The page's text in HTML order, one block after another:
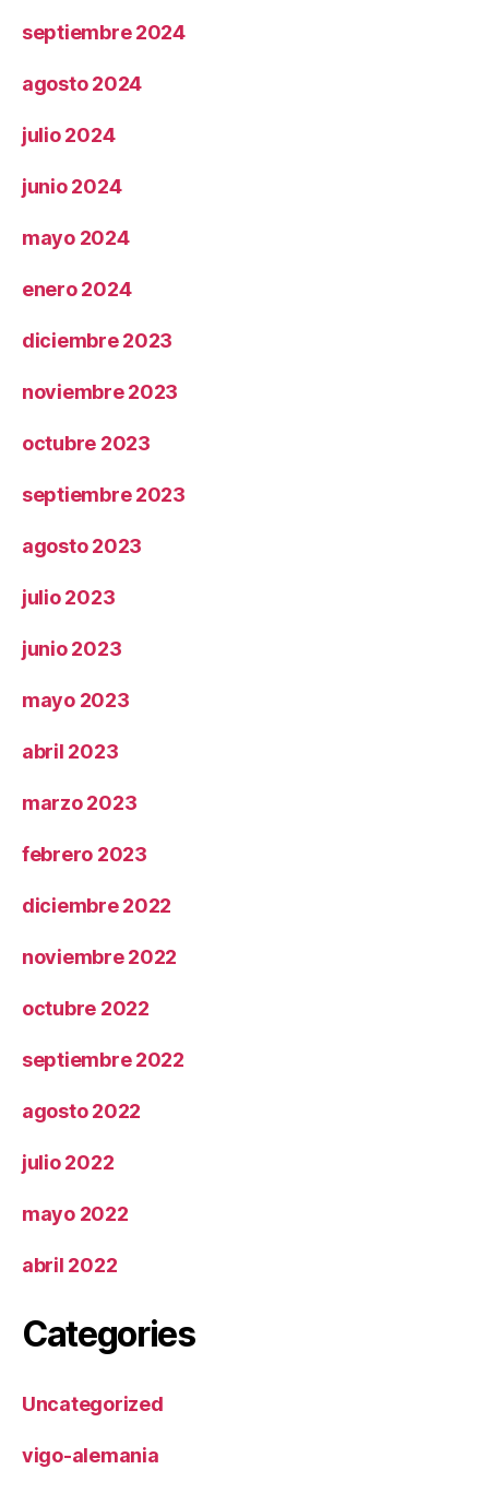
septiembre 2024
agosto 2024
julio 2024
junio 2024
mayo 2024
enero 2024
diciembre 2023
noviembre 2023
octubre 2023
septiembre 2023
agosto 2023
julio 2023
junio 2023
mayo 2023
abril 2023
marzo 2023
febrero 2023
diciembre 2022
noviembre 2022
octubre 2022
septiembre 2022
agosto 2022
julio 2022
mayo 2022
abril 2022
Categories
Uncategorized
vigo-alemania